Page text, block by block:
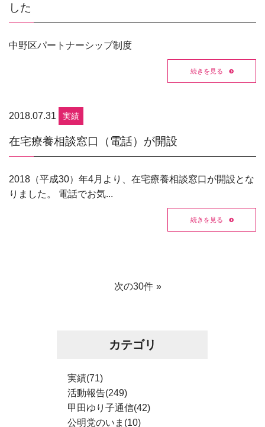
した
中野区パートナーシップ制度
続きを見る
2018.07.31 実績
在宅療養相談窓口（電話）が開設
2018（平成30）年4月より、在宅療養相談窓口が開設とな
りました。 電話でお気...
続きを見る
次の30件
カテゴリ
実績(71)
活動報告(249)
甲田ゆり子通信(42)
公明党のいま(10)